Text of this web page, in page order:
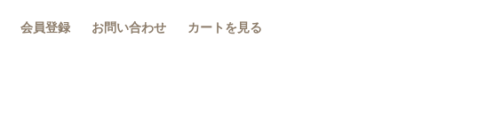
会員登録 お問い合わせ カートを見る